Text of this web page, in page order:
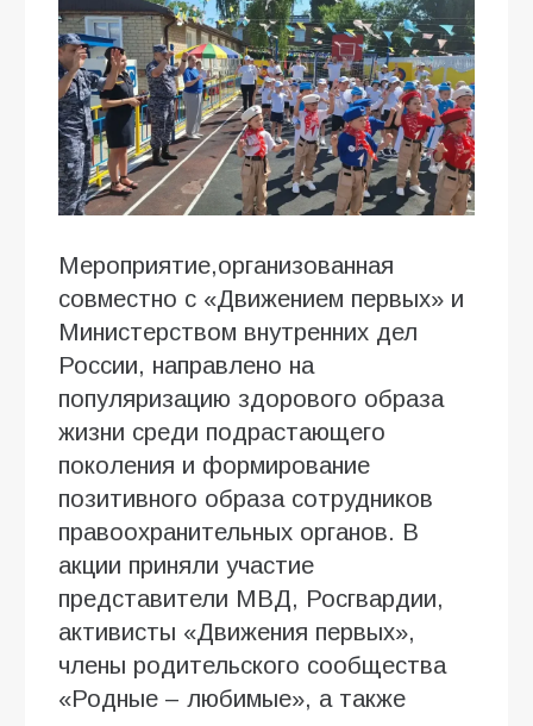
Мероприятие,организованная
совместно с «Движением первых» и
Министерством внутренних дел
России, направлено на
популяризацию здорового образа
жизни среди подрастающего
поколения и формирование
позитивного образа сотрудников
правоохранительных органов. В
акции приняли участие
представители МВД, Росгвардии,
активисты «Движения первых»,
члены родительского сообщества
«Родные – любимые», а также